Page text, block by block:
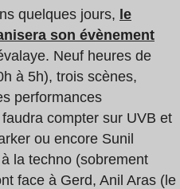
quelques jours, le
son évènement
Neuf heures de
à 5h), trois scènes,
performances
compter sur UVB et
ou encore Sunil
la techno (sobrement
face à Gerd, Anil Aras (le